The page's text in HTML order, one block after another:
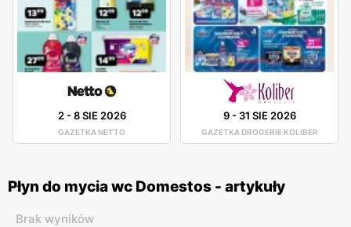
2-8 SIE 2026
GAZETKA NETTO
9- 31 SIE 2026
GAZETKA DROGERIE KOLIBER
Płyn do mycia wc Domestos - artykuły
Brak wyników